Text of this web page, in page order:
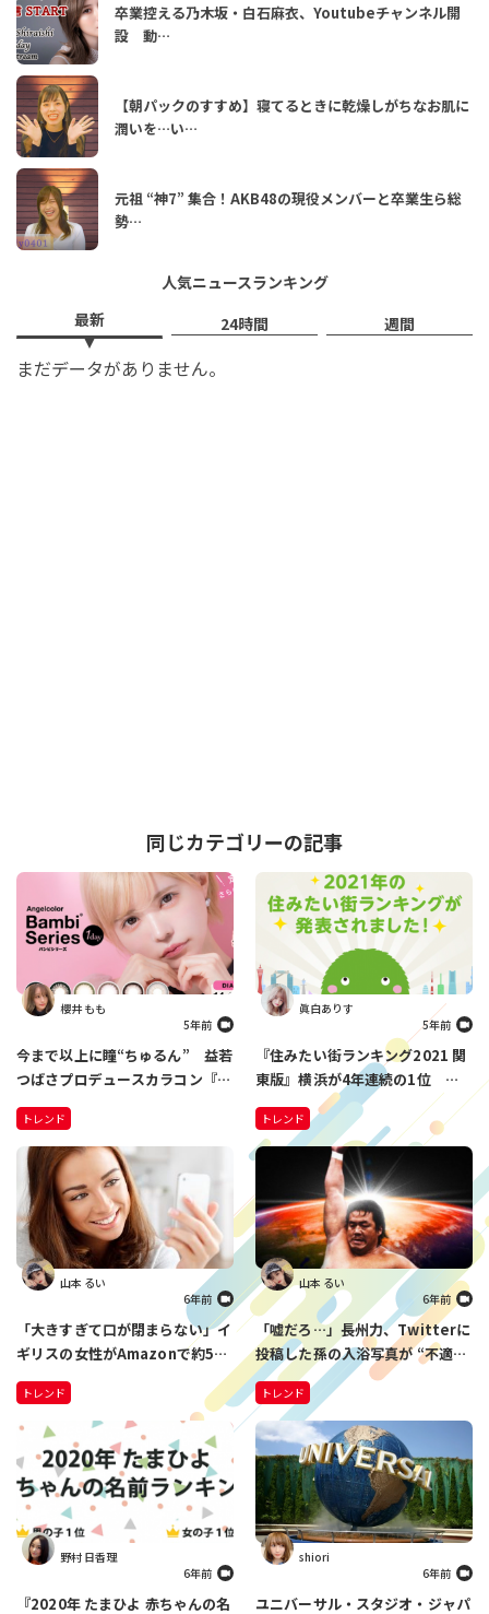
卒業控える乃木坂・白石麻衣、Youtubeチャンネル開
設 動…
【朝パックのすすめ】寝てるときに乾燥しがちなお肌に
潤いを…い…
元祖 “神7” 集合！AKB48の現役メンバーと卒業生ら総
勢…
人気ニュースランキング
最新
24時間 週間
まだデータがありません。
同じカテゴリーの記事
櫻井 もも
5年前
今まで以上に瞳“ちゅるん” 益若
つばさプロデュースカラコン『バ
ンビシリーズ』がリニューアル
トレンド
眞白ありす
5年前
『住みたい街ランキング2021 関
東版』横浜が4年連続の1位 躍
進したのは、地元愛が目覚めた意
外なあの街？
トレンド
山本 るい
6年前
「大きすぎて口が閉まらない」イ
ギリスの女性がAmazonで約500
円で購入した人工歯をつけたら…
全世界の人に笑いを届ける結果に
トレンド
山本 るい
6年前
「嘘だろ…」長州力、Twitterに
投稿した孫の入浴写真が “不適切
表現” で削除 さらには、ハッシ
ュタグを間違えて…
トレンド
野村 日香理
6年前
『2020年 たまひよ 赤ちゃんの名
shiori
6年前
ユニバーサル・スタジオ・ジャパ